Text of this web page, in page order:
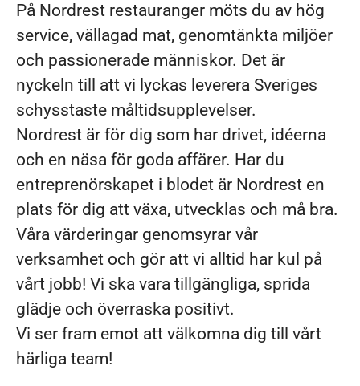
På Nordrest restauranger möts du av hög
service, vällagad mat, genomtänkta miljöer
och passionerade människor. Det är
nyckeln till att vi lyckas leverera Sveriges
schysstaste måltidsupplevelser.
Nordrest är för dig som har drivet, idéerna
och en näsa för goda affärer. Har du
entreprenörskapet i blodet är Nordrest en
plats för dig att växa, utvecklas och må bra.
Våra värderingar genomsyrar vår
verksamhet och gör att vi alltid har kul på
vårt jobb! Vi ska vara tillgängliga, sprida
glädje och överraska positivt.
Vi ser fram emot att välkomna dig till vårt
härliga team!